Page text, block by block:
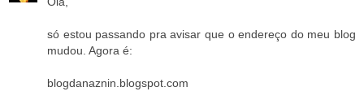
só estou passando pra avisar que o endereço do meu blog
mudou. Agora é:
blogdanaznin.blogspot.com